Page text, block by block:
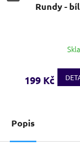
Rundy -
199 Kč
Popis